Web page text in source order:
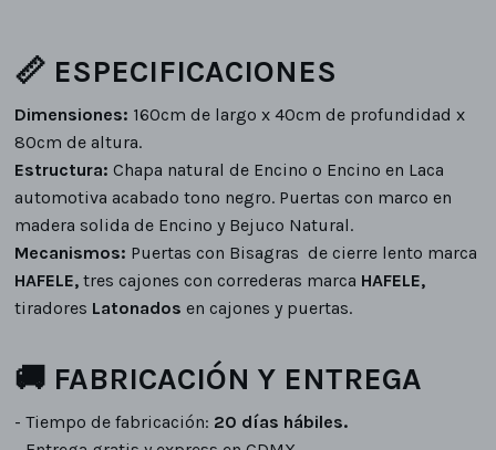
📏 ESPECIFICACIONES
Dimensiones: 160cm de largo x 40cm de profundidad x
80cm de altura.
Estructura: Chapa natural de Encino o Encino en Laca
automotiva acabado tono negro. Puertas con marco en
madera solida de Encino y Bejuco Natural.
Mecanismos: Puertas con Bisagras de cierre lento marca
HAFELE, tres cajones con correderas marca HAFELE,
tiradores Latonadosen cajones y puertas.
🚚 FABRICACIÓN Y ENTREGA
- Tiempo de fabricación: 20 días hábiles.